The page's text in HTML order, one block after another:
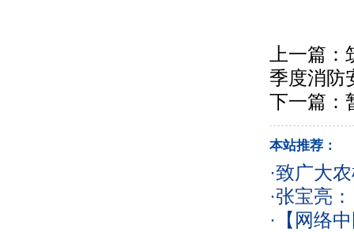
上一篇：
季度消防
下一篇：
本站推荐：
·致广大
·张宝亮
· 【网络